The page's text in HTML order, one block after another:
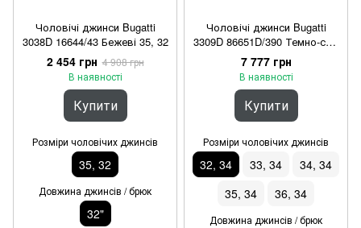
Чоловічі джинси Bugatti
3038D 16644/43 Бежеві 35, 32
2 454 грн 4 908 грн
В наявності
Купити
Розміри чоловічих джинсів
35, 32
Довжина джинсів / брюк
32"
Чоловічі джинси Bugatti
3309D 86651D/390 Темно-сині
32, 34
7 777 грн
В наявності
Купити
Розміри чоловічих джинсів
32, 34 33, 34
34, 34
35, 34
36, 34
Довжина джинсів / брюк